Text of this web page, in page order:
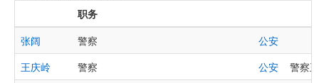
职务
张阔
警察
公安
王庆岭
警察 公安
警察